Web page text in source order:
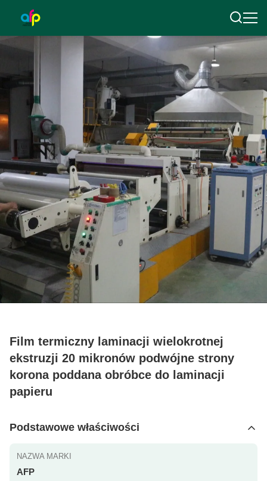
Film termiczny laminacji wielokrotnej
ekstruzji 20 mikronów podwójne strony
korona poddana obróbce do laminacji
papieru
Podstawowe właściwości
NAZWA MARKI
AFP